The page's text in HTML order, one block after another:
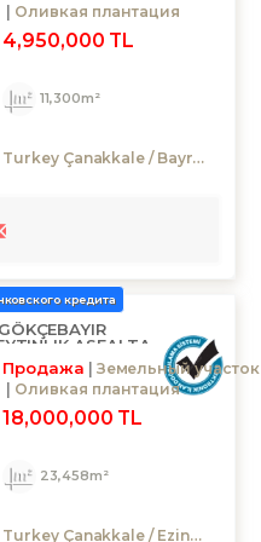
Оливкая плантация
4,950,000 TL
11,300m²
Turkey Çanakkale / Bayramiç
кредита
ASFALTA
Продажа
Земельный участок
Оливкая плантация
18,000,000 TL
23,458m²
Turkey Çanakkale / Ezine